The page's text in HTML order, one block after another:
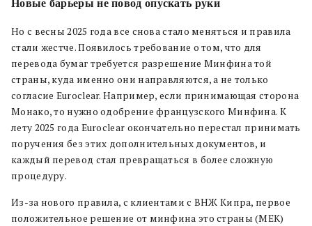
Новые барьеры не повод опускать руки
Но с весны 2025 года все снова стало меняться и правила
стали жестче. Появилось требование о том, что для
перевода бумаг требуется разрешение Минфина той
страны, куда именно они направляются, а не только
согласие Euroclear. Например, если принимающая сторона
Монако, то нужно одобрение французского Минфина. К
лету 2025 года Euroclear окончательно перестал принимать
поручения без этих дополнительных документов, и
каждый перевод стал превращаться в более сложную
процедуру.
Из-за нового правила, с клиентами с ВНЖ Кипра, первое
положительное решение от минфина это страны (МЕК)